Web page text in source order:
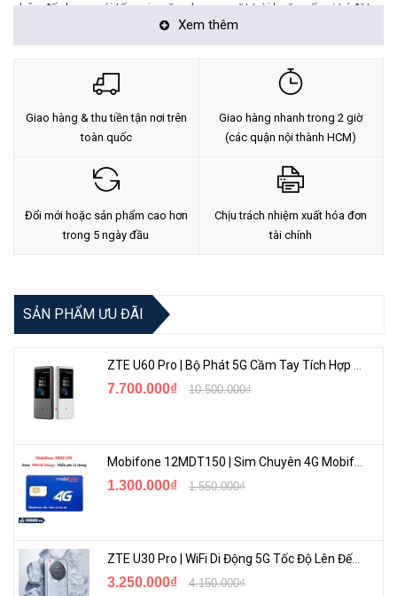
chân đế chung với tấm pin năng lượng mặt trời hoặc nếu vị trí đặt
camera không thuận tiện để hứng ánh sáng Tapo C410 KIT có dây
Nguồn cấp điện không gián đoạn:
bảo mật không cần bảo trì với Tấm pin năng lượng mặt trời
Tapo, cung cấp nguồn điện liên tục và lắp đặt linh hoạt.
điện và cho phép lắp đặt linh hoạt. Thêm bảo mật cho ngôi
nhà của bạn, bất cứ lúc nào, ở đâu.
Hình ảnh 2K 3MP sắc nét:
giải 2K sắc nét, với các thuật toán tiên tiến đảm bảo độ phơi
sáng hoàn hảo cả ngày và đêm.
Xem thêm
Giao hàng & thu tiền tận nơi trên
toàn quốc
Giao hàng nhanh trong 2 giờ
(các quận nội thành HCM)
Đổi mới hoặc sản phẩm cao hơn
trong 5 ngày đầu
Chịu trách nhiệm xuất hóa đơn
tài chính
SẢN PHẨM ƯU ĐÃI
ZTE U60 Pro | Bộ Phát 5G Cầm Tay Tích Hợp Công Nghệ WiFi 7, Pin 10000mAh
7.700.000₫ 10.500.000₫
1.300.000₫ 1.550.000₫
ZTE U30 Pro | WiFi Di Động 5G Tốc Độ Lên Đến 500Mbps, Màn Hình Cảm Ứng
3.250.000₫ 4.150.000₫